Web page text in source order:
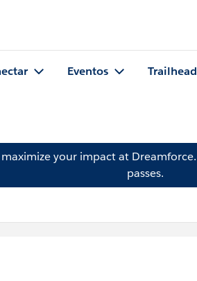
Eventos Trailhead
your impact at Dreamforce.
passes.